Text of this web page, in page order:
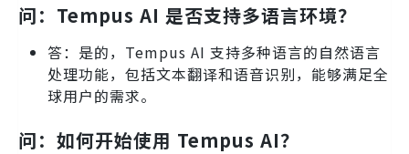
问：Tempus AI 是否支持多语言环境？
答：是的，Tempus AI 支持多种语言的自然语言
处理功能，包括文本翻译和语音识别，能够满足全
球用户的需求。
问：如何开始使用 Tempus AI？